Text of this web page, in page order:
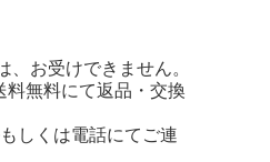
お受けできません。
無料にて返品・交換
しくは電話にてご連